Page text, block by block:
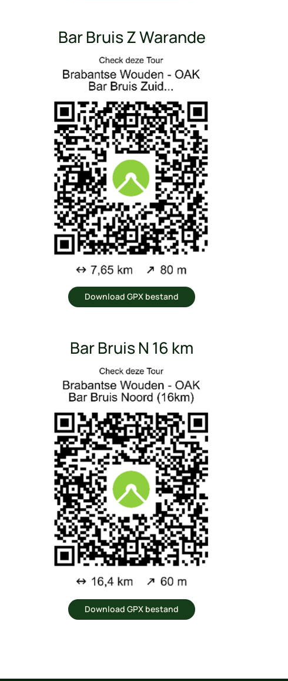
Bar Bruis Z Warande
Download GPX bestand
Bar Bruis N 16 km
Download GPX bestand